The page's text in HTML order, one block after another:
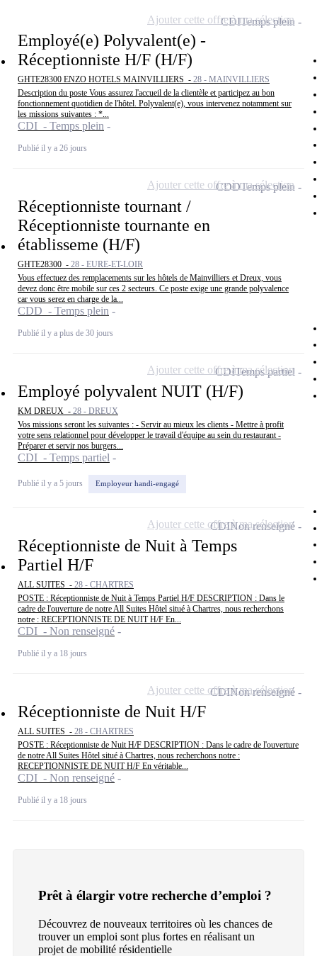
Employé(e) Polyvalent(e) -
Réceptionniste H/F (H/F)
GHTE28300 ENZO HOTELS MAINVILLIERS - 28 - MAINVILLIERS
Description du poste Vous assurez l'accueil de la clientèle et participez au bon
fonctionnement quotidien de l'hôtel. Polyvalent(e), vous intervenez notamment sur
les missions suivantes : *...
CDI - Temps plein
Publié il y a 26 jours
CDITemps plein
Ajouter cette offre à ma sélection
Réceptionniste tournant /
Réceptionniste tournante en
établisseme (H/F)
GHTE28300 - 28 - EURE-ET-LOIR
Vous effectuez des remplacements sur les hôtels de Mainvilliers et Dreux, vous
devez donc être mobile sur ces 2 secteurs. Ce poste exige une grande polyvalence
car vous serez en charge de la...
CDD - Temps plein
Publié il y a plus de 30 jours
CDDTemps plein
Ajouter cette offre à ma sélection
Employé polyvalent NUIT (H/F)
KM DREUX - 28 - DREUX
Vos missions seront les suivantes : - Servir au mieux les clients - Mettre à profit
votre sens relationnel pour développer le travail d'équipe au sein du restaurant -
Préparer et servir nos burgers...
CDI - Temps partiel
Publié il y a 5 jours Employeur handi-engagé
CDITemps partiel
Ajouter cette offre à ma sélection
Réceptionniste de Nuit à Temps
Partiel H/F
ALL SUITES - 28 - CHARTRES
POSTE : Réceptionniste de Nuit à Temps Partiel H/F DESCRIPTION : Dans le
cadre de l'ouverture de notre All Suites Hôtel situé à Chartres, nous recherchons
notre : RECEPTIONNISTE DE NUIT H/F En...
CDI - Non renseigné
Publié il y a 18 jours
CDINon renseigné
Ajouter cette offre à ma sélection
Réceptionniste de Nuit H/F
ALL SUITES - 28 - CHARTRES
POSTE : Réceptionniste de Nuit H/F DESCRIPTION : Dans le cadre de l'ouverture
de notre All Suites Hôtel situé à Chartres, nous recherchons notre :
RECEPTIONNISTE DE NUIT H/F En véritable...
CDI - Non renseigné
Publié il y a 18 jours
CDINon renseigné
Ajouter cette offre à ma sélection
Prêt à élargir votre recherche d’emploi ?
Découvrez de nouveaux territoires où les chances de
trouver un emploi sont plus fortes en réalisant un
projet de mobilité résidentielle